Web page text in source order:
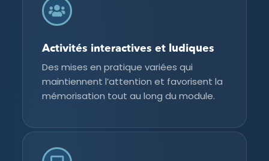
Activités interactives et ludiques
Des mises en pratique variées qui
maintiennent l’attention et favorisent la
mémorisation tout au long du module.